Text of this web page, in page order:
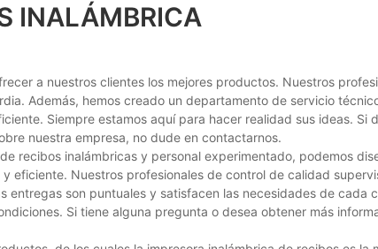
INALÁMBRICA
a nuestros clientes los mejores productos. Nuestros
Además, hemos creado un departamento de servicio
Siempre estamos aquí para hacer realidad sus ideas. Si
nuestra empresa, no dude en contactarnos.
recibos inalámbricas y personal experimentado, podemos
eficiente. Nuestros profesionales de control de calidad
son puntuales y satisfacen las necesidades de cada
Si tiene alguna pregunta o desea obtener más